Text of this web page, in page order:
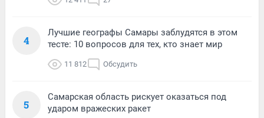
4
Лучшие географы Самары заблудятся в этом
тесте: 10 вопросов для тех, кто знает мир
11 812 Обсудить
5
Самарская область рискует оказаться под
ударом вражеских ракет